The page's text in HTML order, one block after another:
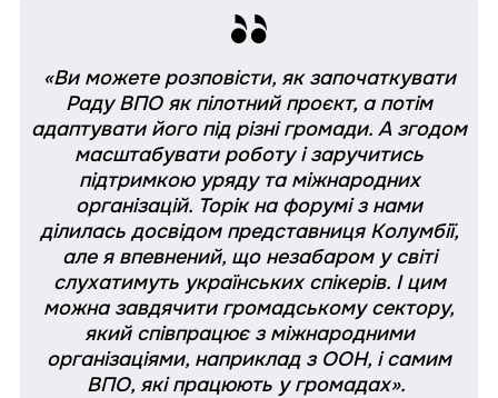
«Ви можете розповісти, як започаткувати
Раду ВПО як пілотний проєкт, а потім
адаптувати його під різні громади. А згодом
масштабувати роботу і заручитись
підтримкою уряду та міжнародних
організацій. Торік на форумі з нами
ділилась досвідом представниця Колумбії,
але я впевнений, що незабаром у світі
слухатимуть українських спікерів. І цим
можна завдячити громадському сектору,
який співпрацює з міжнародними
організаціями, наприклад з ООН, і самим
ВПО, які працюють у громадах».